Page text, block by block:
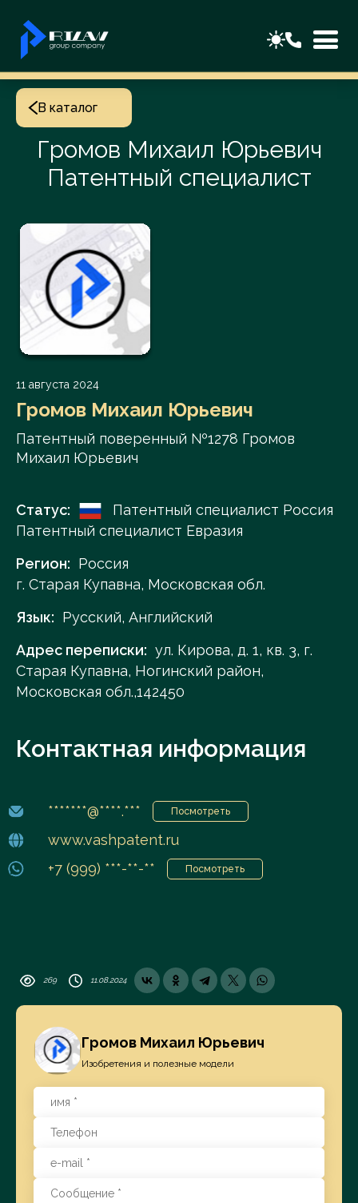
В каталог
Громов Михаил Юрьевич
Патентный специалист
11 августа 2024
Громов Михаил Юрьевич
Патентный поверенный №1278 Громов
Михаил Юрьевич
Статус:
Патентный специалист Россия
Патентный специалист Евразия
Регион: Россия
г. Старая Купавна, Московская обл.
Язык: Русский, Английский
Адрес переписки: ул. Кирова, д. 1, кв. 3, г.
Старая Купавна, Ногинский район,
Московская обл.,142450
Контактная информация
*******@****.*** Посмотреть
www.vashpatent.ru
+7 (999) ***-**-**
Посмотреть
269 11.08.2024
Громов Михаил Юрьевич
Изобретения и полезные модели